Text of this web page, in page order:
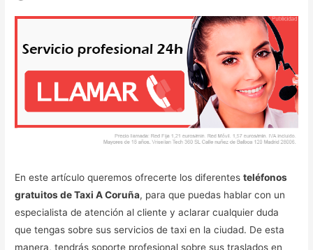
En este artículo queremos ofrecerte los diferentesteléfonos
gratuitos de Taxi A Coruña, para que puedas hablar con un
especialista de atención al cliente y aclarar cualquier duda
que tengas sobre sus servicios de taxi en la ciudad. De esta
manera, tendrás soporte profesional sobre sus traslados en